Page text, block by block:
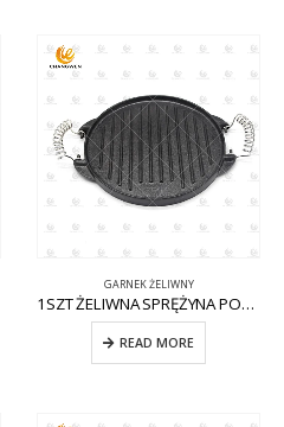
GARNEK ŻELIWNY
1SZT ŻELIWNA SPRĘŻYNA PODWÓJNA CW-CI001
READ MORE